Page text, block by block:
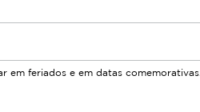
em feriados e em datas comemorativas.